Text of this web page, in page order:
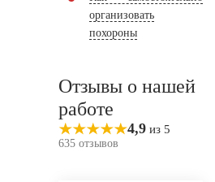
организовать
похороны
Отзывы о нашей
работе
4,9 из 5
635 отзывов